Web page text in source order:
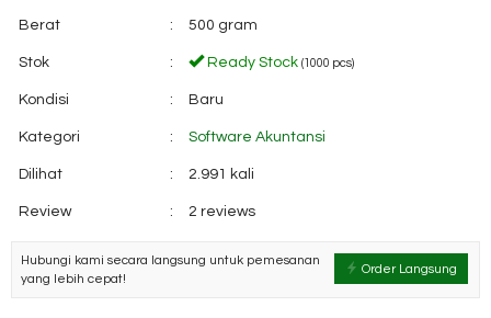
Berat : 500 gram
Stok : Ready Stock (1000 pcs)
Kondisi : Baru
Kategori : Software Akuntansi
Dilihat : 2.991 kali
Review : 2 reviews
Order Langsung
Hubungi kami secara langsung untuk pemesanan
yang lebih cepat!